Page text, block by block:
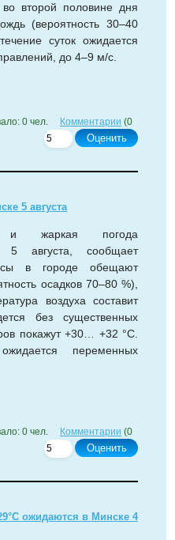
второй половине дня
(вероятность 30–40
суток ожидается
до 4–9 м/с.
0 чел.
Оценить
Комментарии (0
5 августа
и жаркая погода
5 августа, сообщает
в городе обещают
осадков 70–80 %),
воздуха составит
без существенных
покажут +30… +32 °С.
переменных
0 чел.
Оценить
Комментарии (0
ожидаются в Минске 4